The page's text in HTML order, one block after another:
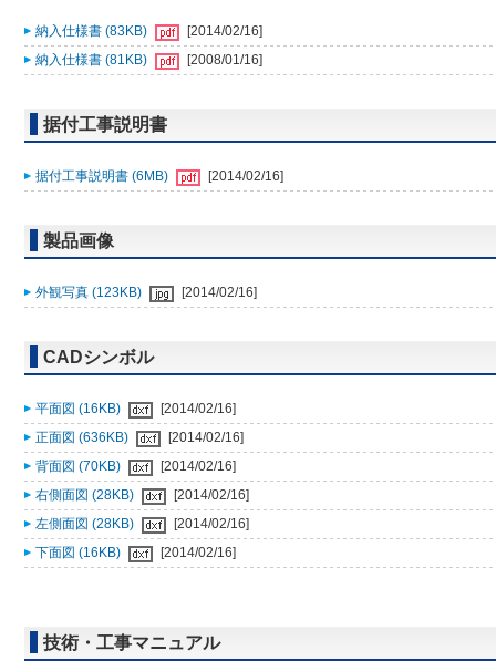
納入仕様書 (83KB)
[2014/02/16]
納入仕様書 (81KB)
[2008/01/16]
据付工事説明書
据付工事説明書 (6MB) [2014/02/16]
製品画像
外観写真 (123KB) [2014/02/16]
CADシンボル
平面図 (16KB)
[2014/02/16]
正面図 (636KB)
[2014/02/16]
背面図 (70KB)
[2014/02/16]
右側面図 (28KB)
[2014/02/16]
左側面図 (28KB)
[2014/02/16]
下面図 (16KB)
[2014/02/16]
技術・工事マニュアル